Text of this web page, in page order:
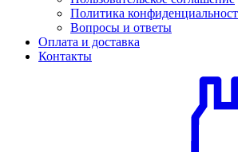
Политика
Вопросы и ответы
Оплата и доставка
Контакты